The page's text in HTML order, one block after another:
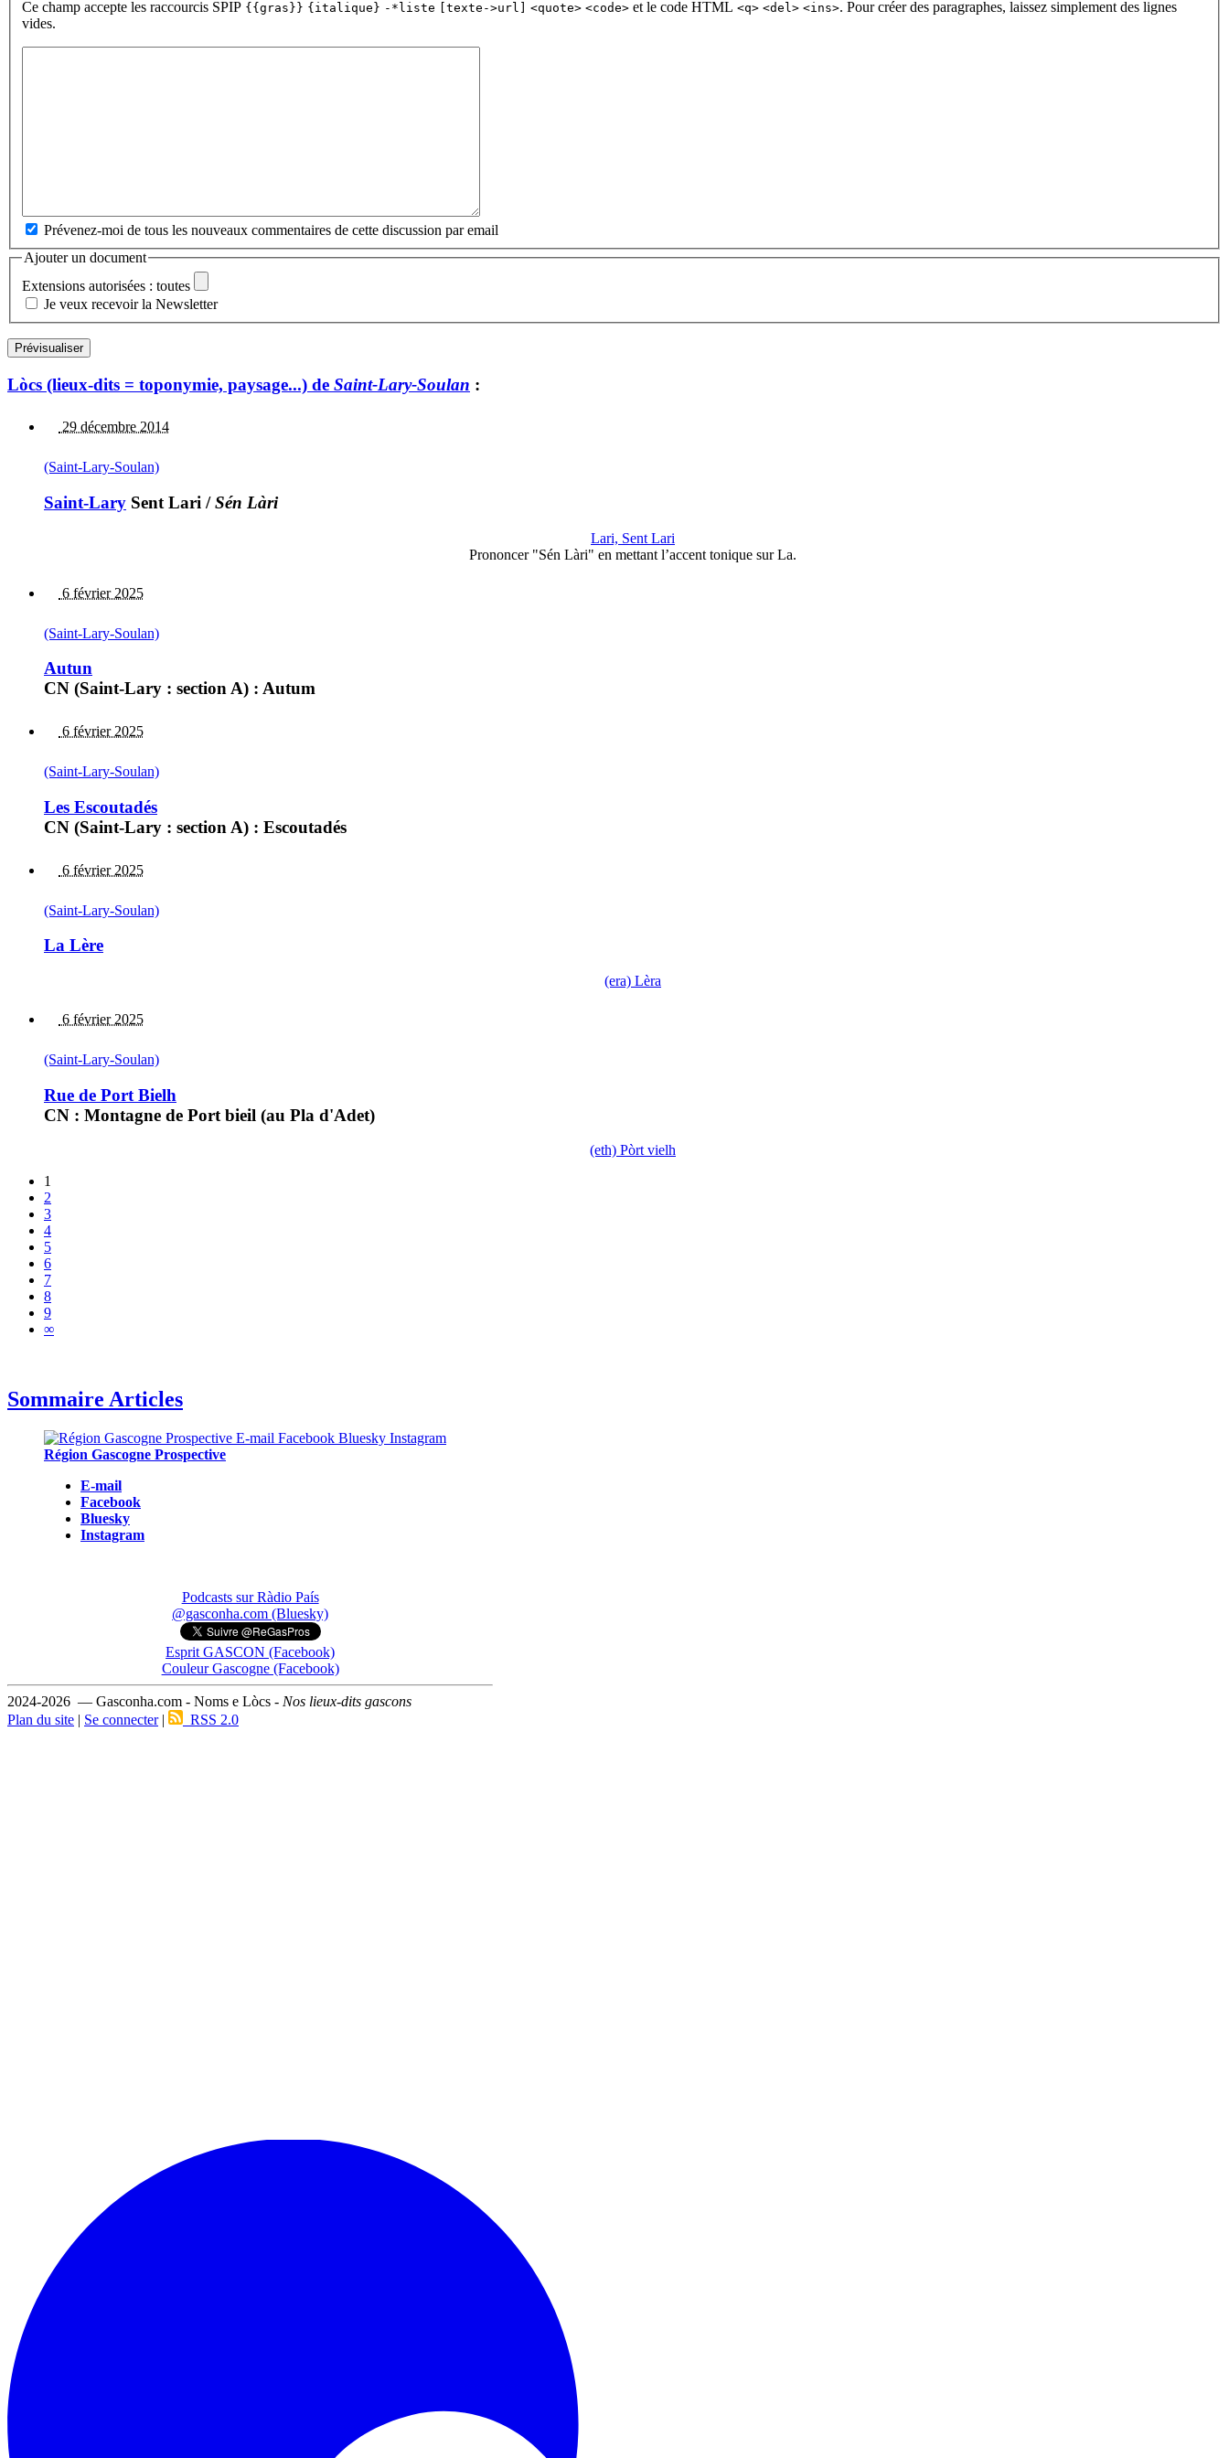
Ce champ accepte les raccourcis SPIP {{gras}} {italique} -*liste [texte->url] <quote> <code> et le code HTML <q> <del> <ins>. Pour créer des paragraphes, laissez simplement des lignes
vides.
Prévenez-moi de tous les nouveaux commentaires de cette discussion par email
Ajouter un document
Extensions autorisées : toutes
Je veux recevoir la Newsletter
Lòcs (lieux-dits = toponymie, paysage...) de Saint-Lary-Soulan :
29 décembre 2014
(Saint-Lary-Soulan)
Saint-Lary Sent Lari /Sén Làri
Lari, Sent Lari
Prononcer "Sén Làri" en mettant l’accent tonique sur La.
6 février 2025
(Saint-Lary-Soulan)
Autun
CN (Saint-Lary : section A) : Autum
6 février 2025
(Saint-Lary-Soulan)
Les Escoutadés
CN (Saint-Lary : section A) : Escoutadés
6 février 2025
(Saint-Lary-Soulan)
La Lère
(era) Lèra
6 février 2025
(Saint-Lary-Soulan)
Rue de Port Bielh
CN : Montagne de Port bieil (au Pla d'Adet)
(eth) Pòrt vielh
1
2
3
4
5
6
7
8
9
∞
Sommaire Articles
Région Gascogne Prospective
E-mail
Facebook
Bluesky
Instagram
Podcasts sur Ràdio País
@gasconha.com (Bluesky)
Esprit GASCON (Facebook)
Couleur Gascogne (Facebook)
2024-2026 — Gasconha.com - Noms e Lòcs - Nos lieux-dits gascons
Plan du site | Se connecter| RSS 2.0